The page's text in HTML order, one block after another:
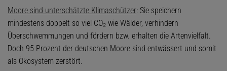
Moore sind unterschätzte Klimaschützer: Sie speichern
mindestens doppelt so viel CO₂ wie Wälder, verhindern
Überschwemmungen und fördern bzw. erhalten die Artenvielfalt.
Doch 95 Prozent der deutschen Moore sind entwässert und somit
als Ökosystem zerstört.